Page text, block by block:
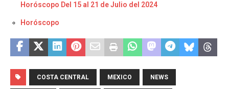
Horóscopo Del 15 al 21 de Julio del 2024
Respecto a
Horóscopo
COSTA CENTRAL MEXICO NEWS